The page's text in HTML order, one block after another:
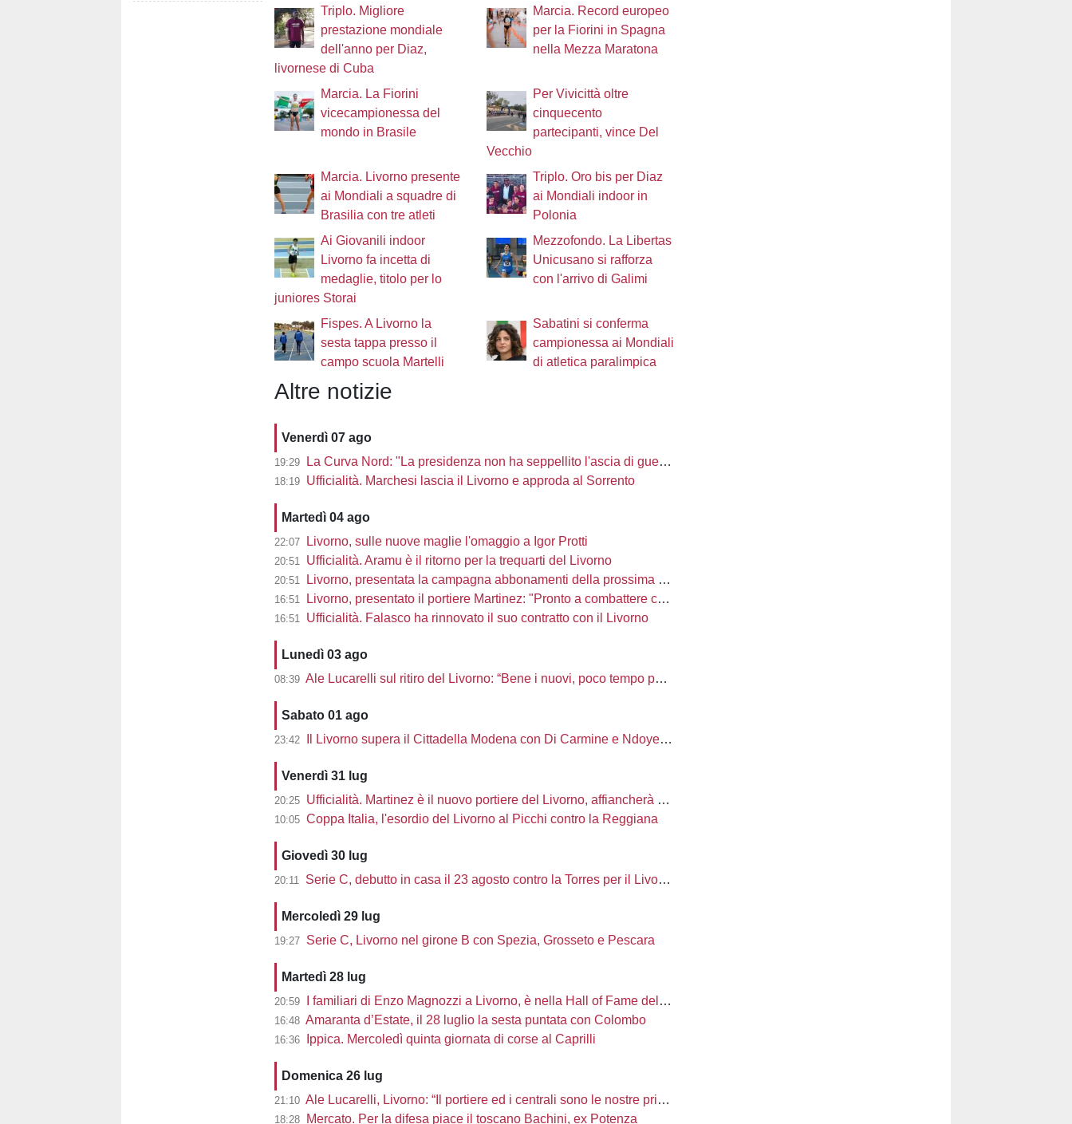
Triplo. Migliore
prestazione mondiale
dell'anno per Diaz,
livornese di Cuba
Marcia. Record europeo
per la Fiorini in Spagna
nella Mezza Maratona
Marcia. La Fiorini
vicecampionessa del
mondo in Brasile
Per Vivicittà oltre
cinquecento
partecipanti, vince Del
Vecchio
Marcia. Livorno presente
ai Mondiali a squadre di
Brasilia con tre atleti
Triplo. Oro bis per Diaz
ai Mondiali indoor in
Polonia
Ai Giovanili indoor
Livorno fa incetta di
medaglie, titolo per lo
juniores Storai
Mezzofondo. La Libertas
Unicusano si rafforza
con l'arrivo di Galimi
Fispes. A Livorno la
sesta tappa presso il
campo scuola Martelli
Sabatini si conferma
campionessa ai Mondiali
di atletica paralimpica
Altre notizie
Venerdì 07 ago
19:29 La Curva Nord: "La presidenza non ha seppellito l'ascia di guerra"
18:19 Ufficialità. Marchesi lascia il Livorno e approda al Sorrento
Martedì 04 ago
22:07 Livorno, sulle nuove maglie l'omaggio a Igor Protti
20:51 Ufficialità. Aramu è il ritorno per la trequarti del Livorno
20:51 Livorno, presentata la campagna abbonamenti della prossima stagione
16:51 Livorno, presentato il portiere Martinez: "Pronto a combattere con i miei compagni"
16:51 Ufficialità. Falasco ha rinnovato il suo contratto con il Livorno
Lunedì 03 ago
08:39 Ale Lucarelli sul ritiro del Livorno: “Bene i nuovi, poco tempo per completare la rosa”
Sabato 01 ago
23:42 Il Livorno supera il Cittadella Modena con Di Carmine e Ndoye, 2 a 1
Venerdì 31 lug
20:25 Ufficialità. Martinez è il nuovo portiere del Livorno, affiancherà Ciobanu
10:05 Coppa Italia, l'esordio del Livorno al Picchi contro la Reggiana
Giovedì 30 lug
20:11 Serie C, debutto in casa il 23 agosto contro la Torres per il Livorno
Mercoledì 29 lug
19:27 Serie C, Livorno nel girone B con Spezia, Grosseto e Pescara
Martedì 28 lug
20:59 I familiari di Enzo Magnozzi a Livorno, è nella Hall of Fame del calcio Usa
16:48 Amaranta d’Estate, il 28 luglio la sesta puntata con Colombo
16:36 Ippica. Mercoledì quinta giornata di corse al Caprilli
Domenica 26 lug
21:10 Ale Lucarelli, Livorno: “Il portiere ed i centrali sono le nostre priorità”
18:28 Mercato. Per la difesa piace il toscano Bachini, ex Potenza